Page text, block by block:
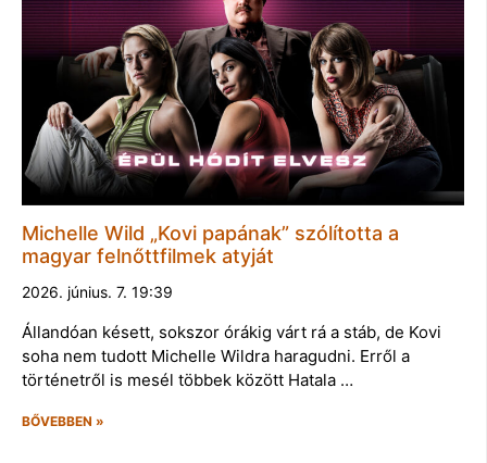
Michelle Wild „Kovi papának” szólította a
magyar felnőttfilmek atyját
2026. június. 7. 19:39
Állandóan késett, sokszor órákig várt rá a stáb, de Kovi
soha nem tudott Michelle Wildra haragudni. Erről a
történetről is mesél többek között Hatala …
BŐVEBBEN »